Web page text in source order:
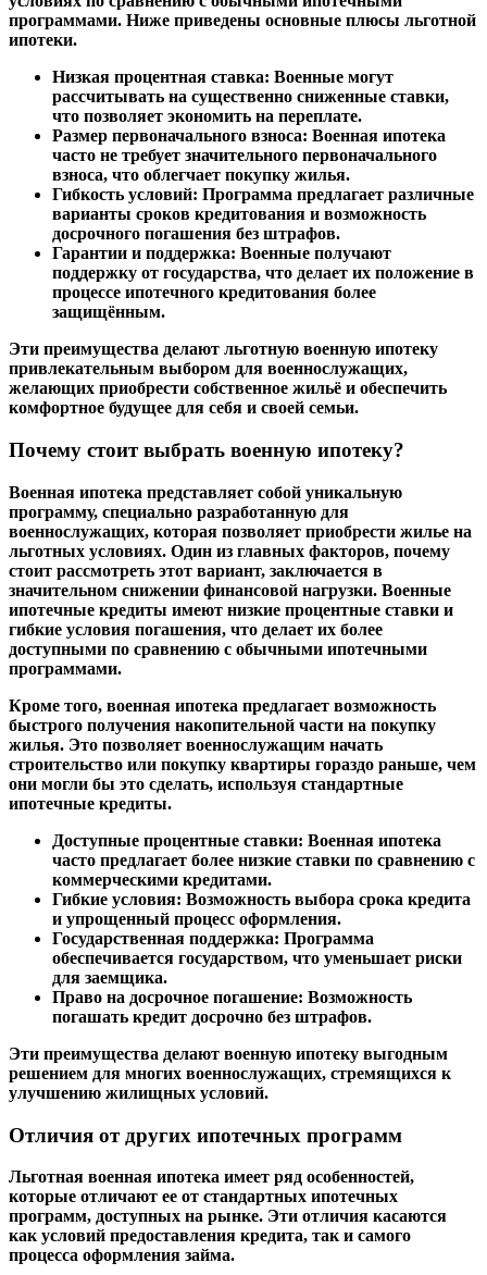
программами. Ниже приведены основные плюсы льготной
ипотеки.
Низкая процентная ставка: Военные могут
рассчитывать на существенно сниженные ставки,
что позволяет экономить на переплате.
Размер первоначального взноса: Военная ипотека
часто не требует значительного первоначального
взноса, что облегчает покупку жилья.
Гибкость условий: Программа предлагает различные
варианты сроков кредитования и возможность
досрочного погашения без штрафов.
Гарантии и поддержка: Военные получают
поддержку от государства, что делает их положение в
процессе ипотечного кредитования более
защищённым.
Эти преимущества делают льготную военную ипотеку
привлекательным выбором для военнослужащих,
желающих приобрести собственное жильё и обеспечить
комфортное будущее для себя и своей семьи.
Почему стоит выбрать военную ипотеку?
Военная ипотека представляет собой уникальную
программу, специально разработанную для
военнослужащих, которая позволяет приобрести жилье на
льготных условиях. Один из главных факторов, почему
стоит рассмотреть этот вариант, заключается в
значительном снижении финансовой нагрузки. Военные
ипотечные кредиты имеют низкие процентные ставки и
гибкие условия погашения, что делает их более
доступными по сравнению с обычными ипотечными
программами.
Кроме того, военная ипотека предлагает возможность
быстрого получения накопительной части на покупку
жилья. Это позволяет военнослужащим начать
строительство или покупку квартиры гораздо раньше, чем
они могли бы это сделать, используя стандартные
ипотечные кредиты.
Доступные процентные ставки: Военная ипотека
часто предлагает более низкие ставки по сравнению с
коммерческими кредитами.
Гибкие условия: Возможность выбора срока кредита
и упрощенный процесс оформления.
Государственная поддержка: Программа
обеспечивается государством, что уменьшает риски
для заемщика.
Право на досрочное погашение: Возможность
погашать кредит досрочно без штрафов.
Эти преимущества делают военную ипотеку выгодным
решением для многих военнослужащих, стремящихся к
улучшению жилищных условий.
Отличия от других ипотечных программ
Льготная военная ипотека имеет ряд особенностей,
которые отличают ее от стандартных ипотечных
программ, доступных на рынке. Эти отличия касаются
как условий предоставления кредита, так и самого
процесса оформления займа.